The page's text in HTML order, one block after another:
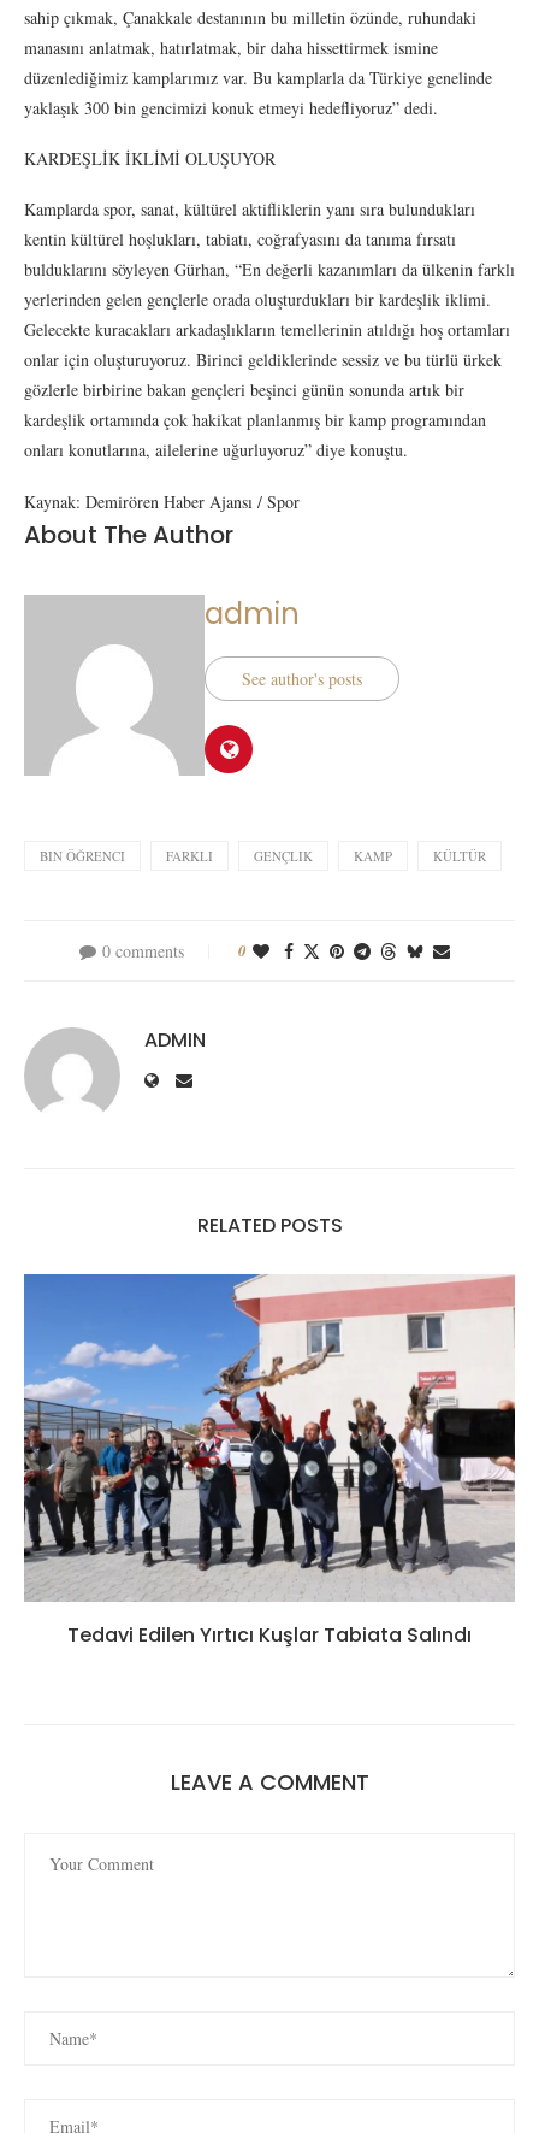
sahip çıkmak, Çanakkale destanının bu milletin özünde, ruhundaki
manasını anlatmak, hatırlatmak, bir daha hissettirmek ismine
düzenlediğimiz kamplarımız var. Bu kamplarla da Türkiye genelinde
yaklaşık 300 bin gencimizi konuk etmeyi hedefliyoruz” dedi.
KARDEŞLİK İKLİMİ OLUŞUYOR
Kamplarda spor, sanat, kültürel aktifliklerin yanı sıra bulundukları
kentin kültürel hoşlukları, tabiatı, coğrafyasını da tanıma fırsatı
bulduklarını söyleyen Gürhan, “En değerli kazanımları da ülkenin farklı
yerlerinden gelen gençlerle orada oluşturdukları bir kardeşlik iklimi.
Gelecekte kuracakları arkadaşlıkların temellerinin atıldığı hoş ortamları
onlar için oluşturuyoruz. Birinci geldiklerinde sessiz ve bu türlü ürkek
gözlerle birbirine bakan gençleri beşinci günün sonunda artık bir
kardeşlik ortamında çok hakikat planlanmış bir kamp programından
onları konutlarına, ailelerine uğurluyoruz” diye konuştu.
Kaynak: Demirören Haber Ajansı / Spor
About The Author
admin
See author's posts
BIN ÖĞRENCI FARKLI GENÇLIK KAMP KÜLTÜR
0 comments 0
ADMIN
RELATED POSTS
Tedavi Edilen Yırtıcı Kuşlar Tabiata Salındı
LEAVE A COMMENT